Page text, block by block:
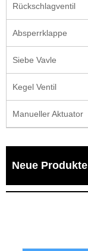
Rückschlagventil
Absperrklappe
Siebe Vavle
Kegel Ventil
Manueller Aktuator
Neue Produkte